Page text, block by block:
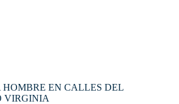
EN CALLES DEL
VIRGINIA